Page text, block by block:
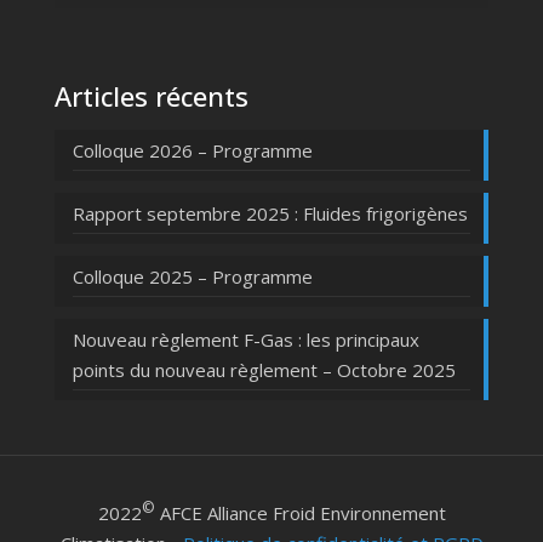
Articles récents
Colloque 2026 – Programme
Rapport septembre 2025 : Fluides frigorigènes
Colloque 2025 – Programme
Nouveau règlement F-Gas : les principaux
points du nouveau règlement – Octobre 2025
2022© AFCE Alliance Froid Environnement